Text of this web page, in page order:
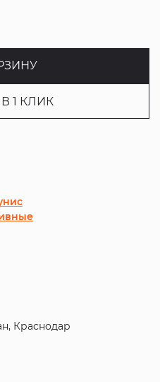
1 КЛИК
Краснодар